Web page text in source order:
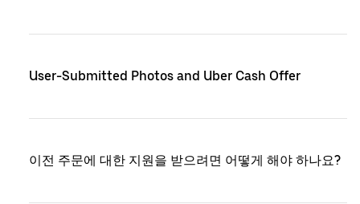
User-Submitted Photos and Uber Cash Offer
이전 주문에 대한 지원을 받으려면 어떻게 해야 하나요?